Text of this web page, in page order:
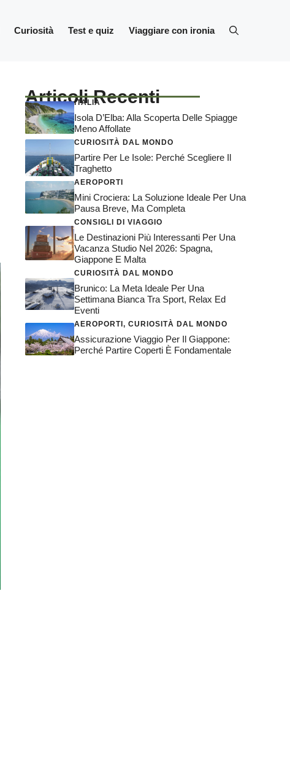
Curiosità Test e quiz Viaggiare con ironia
Articoli Recenti
ITALIA
Isola D’Elba: Alla Scoperta Delle Spiagge
Meno Affollate
CURIOSITÀ DAL MONDO
Partire Per Le Isole: Perché Scegliere Il
Traghetto
AEROPORTI
Mini Crociera: La Soluzione Ideale Per Una
Pausa Breve, Ma Completa
CONSIGLI DI VIAGGIO
Le Destinazioni Più Interessanti Per Una
Vacanza Studio Nel 2026: Spagna,
Giappone E Malta
CURIOSITÀ DAL MONDO
Brunico: La Meta Ideale Per Una
Settimana Bianca Tra Sport, Relax Ed
Eventi
AEROPORTI , CURIOSITÀ DAL MONDO
Assicurazione Viaggio Per Il Giappone:
Perché Partire Coperti È Fondamentale